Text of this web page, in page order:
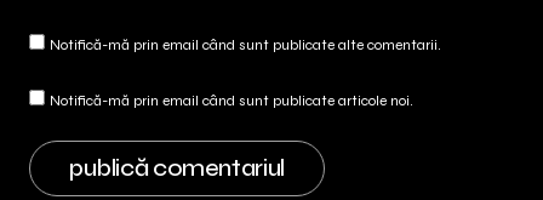
Notifică-mă prin email când sunt publicate alte comentarii.
Notifică-mă prin email când sunt publicate articole noi.